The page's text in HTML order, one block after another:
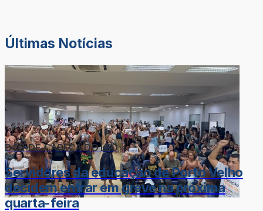
Últimas Notícias
DOR-DE-CABEÇA DO LÉO
Servidores da educação de Porto Velho
decidem entrar em greve na próxima
quarta-feira